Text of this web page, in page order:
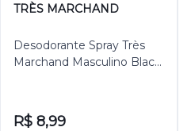
TRÈS MARCHAND
Desodorante Spray Très
Marchand Masculino Black
R$ 8,99